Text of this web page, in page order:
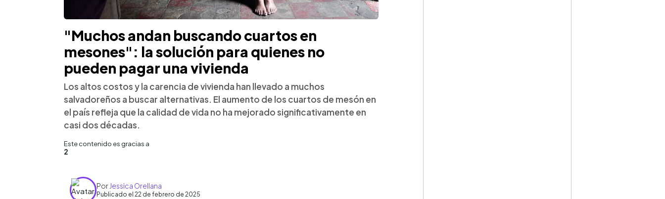
"Muchos andan buscando cuartos en
mesones": la solución para quienes no
pueden pagar una vivienda
Los altos costos y la carencia de vivienda han llevado a muchos
salvadoreños a buscar alternativas. El aumento de los cuartos de mesón en
el país refleja que la calidad de vida no ha mejorado significativamente en
casi dos décadas.
Este contenido es gracias a
2
Por Jessica Orellana
Publicado el 22 de febrero de 2025